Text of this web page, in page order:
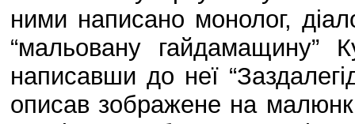
ними написано монолог,
“мальовану гайдамащину”
написавши до неї
описав зображене на